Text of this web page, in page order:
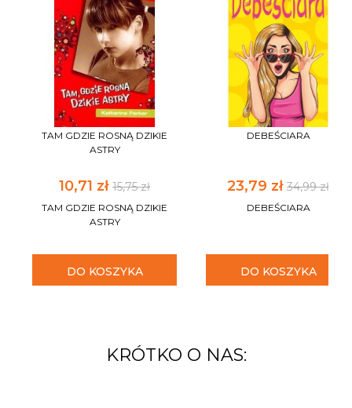
TAM GDZIE ROSNĄ DZIKIE
ASTRY
10,71 zł 15,75 zł
TAM GDZIE ROSNĄ DZIKIE
ASTRY
DO KOSZYKA
DEBEŚCIARA
23,79 zł 34,99 zł
DEBEŚCIARA
DO KOSZYKA
KRÓTKO O NAS: